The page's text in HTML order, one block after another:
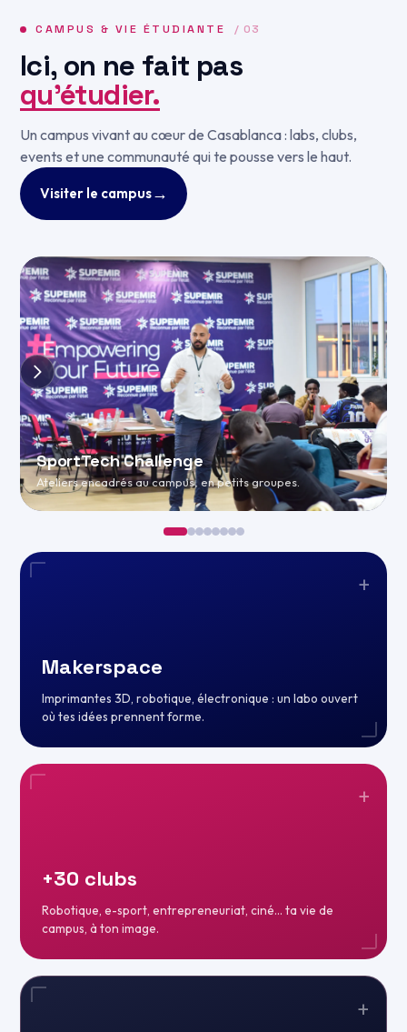
CAMPUS & VIE ÉTUDIANTE / 03
Ici, on ne fait pas
qu’étudier.
Un campus vivant au cœur de Casablanca : labs, clubs,
events et une communauté qui te pousse vers le haut.
Visiter le campus→
SportTech Challenge
Ateliers encadrés au campus, en petits groupes.
Makerspace
Imprimantes 3D, robotique, électronique : un labo ouvert
où tes idées prennent forme.
+
+30 clubs
Robotique, e-sport, entrepreneuriat, ciné… ta vie de
campus, à ton image.
+
+